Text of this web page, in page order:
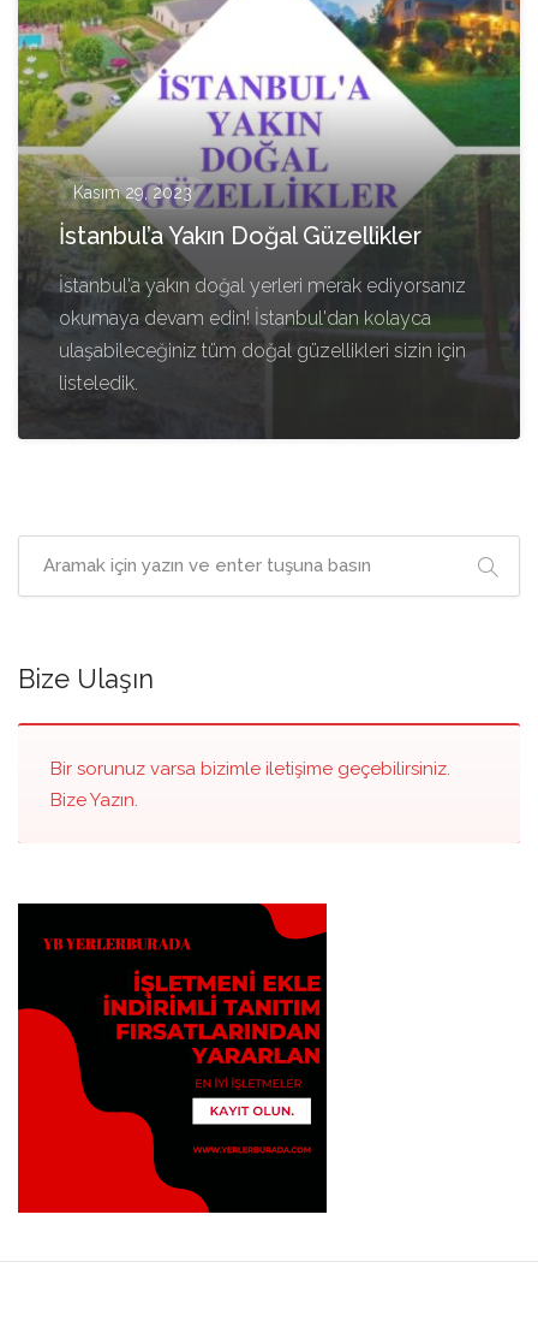
Kasım 29, 2023
İstanbul’a Yakın Doğal Güzellikler
İstanbul'a yakın doğal yerleri merak ediyorsanız
okumaya devam edin! İstanbul'dan kolayca
ulaşabileceğiniz tüm doğal güzellikleri sizin için
listeledik.
Bize Ulaşın
Bir sorunuz varsa bizimle iletişime geçebilirsiniz.
Bize Yazın.